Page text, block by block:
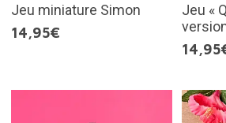
Jeu miniature Simon
14,95€
Jeu «